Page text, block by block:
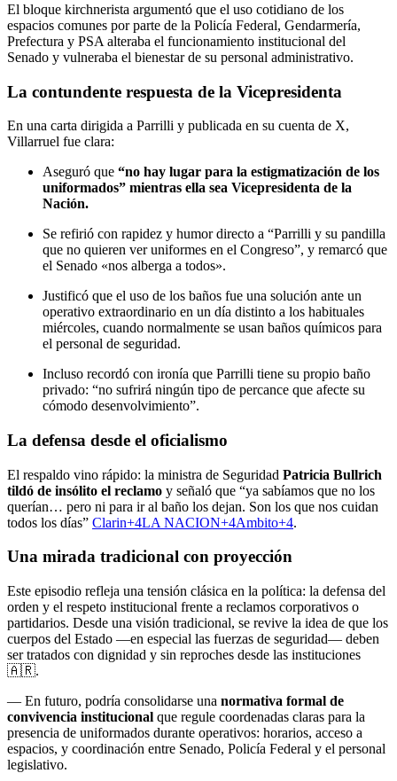
El bloque kirchnerista argumentó que el uso cotidiano de los
espacios comunes por parte de la Policía Federal, Gendarmería,
Prefectura y PSA alteraba el funcionamiento institucional del
Senado y vulneraba el bienestar de su personal administrativo.
La contundente respuesta de la Vicepresidenta
En una carta dirigida a Parrilli y publicada en su cuenta de X,
Villarruel fue clara:
Aseguró que “no hay lugar para la estigmatización de los
uniformados” mientras ella sea Vicepresidenta de la
Nación.
Se refirió con rapidez y humor directo a “Parrilli y su pandilla
que no quieren ver uniformes en el Congreso”, y remarcó que
el Senado «nos alberga a todos».
Justificó que el uso de los baños fue una solución ante un
operativo extraordinario en un día distinto a los habituales
miércoles, cuando normalmente se usan baños químicos para
el personal de seguridad.
Incluso recordó con ironía que Parrilli tiene su propio baño
privado: “no sufrirá ningún tipo de percance que afecte su
cómodo desenvolvimiento”.
La defensa desde el oficialismo
El respaldo vino rápido: la ministra de Seguridad Patricia Bullrich
tildó de insólito el reclamo y señaló que “ya sabíamos que no los
querían… pero ni para ir al baño los dejan. Son los que nos cuidan
todos los días” Clarin+4LA NACION+4Ambito+4.
Una mirada tradicional con proyección
Este episodio refleja una tensión clásica en la política: la defensa del
orden y el respeto institucional frente a reclamos corporativos o
partidarios. Desde una visión tradicional, se revive la idea de que los
cuerpos del Estado —en especial las fuerzas de seguridad— deben
ser tratados con dignidad y sin reproches desde las instituciones
🇦🇷.
— En futuro, podría consolidarse una normativa formal de
convivencia institucional que regule coordenadas claras para la
presencia de uniformados durante operativos: horarios, acceso a
espacios, y coordinación entre Senado, Policía Federal y el personal
legislativo.